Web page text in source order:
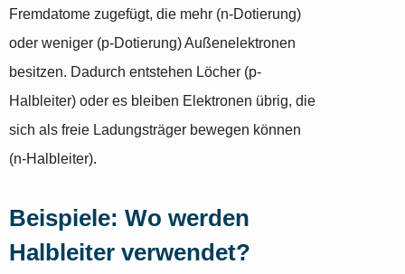
Fremdatome zugefügt, die mehr (n-Dotierung)
oder weniger (p-Dotierung) Außenelektronen
besitzen. Dadurch entstehen Löcher (p-
Halbleiter) oder es bleiben Elektronen übrig, die
sich als freie Ladungsträger bewegen können
(n-Halbleiter).
Beispiele: Wo werden
Halbleiter verwendet?